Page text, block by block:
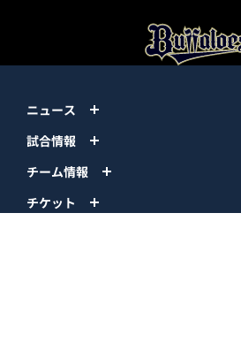
ニュース
試合情報
チーム情報
チケット